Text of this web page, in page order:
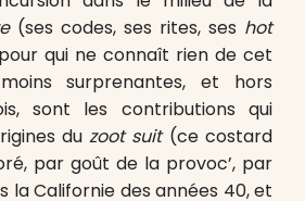
(ses codes, ses rites, ses hot
qui ne connaît rien de cet
surprenantes, et hors
sont les contributions qui
duzoot suit(ce costard
par goût de la provoc’, par
la Californie des années 40, et